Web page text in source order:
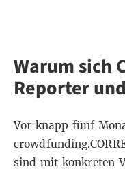
Warum sich
Reporter
Vor knapp fünf
sind mit konkreten